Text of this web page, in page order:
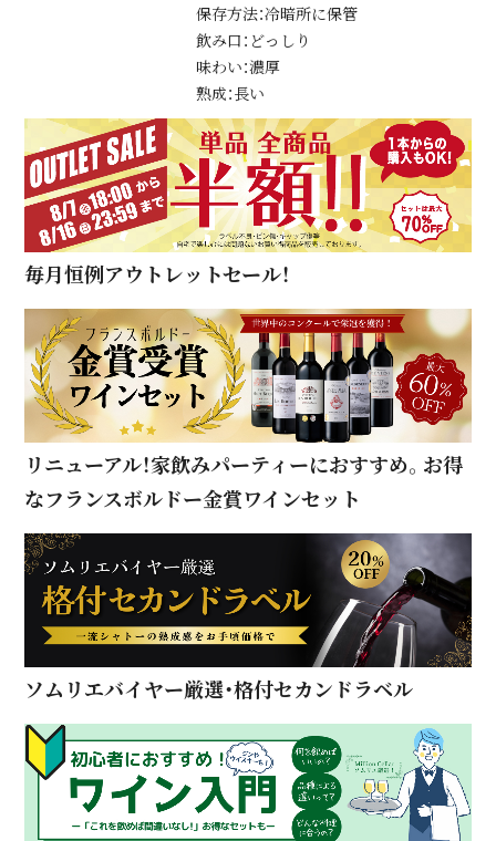
保存方法：冷暗所に保管
飲み口：どっしり
味わい：濃厚
熟成：長い
毎月恒例アウトレットセール！
リニューアル！家飲みパーティーにおすすめ。お得
なフランスボルドー金賞ワインセット
ソムリエバイヤー厳選・格付セカンドラベル